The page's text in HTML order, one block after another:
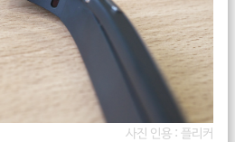
사진 인용 : 플리커